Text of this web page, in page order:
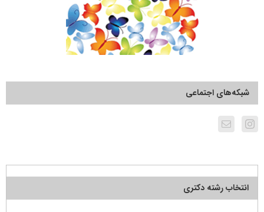
شبکه‌های اجتماعی
انتخاب رشته دکتری